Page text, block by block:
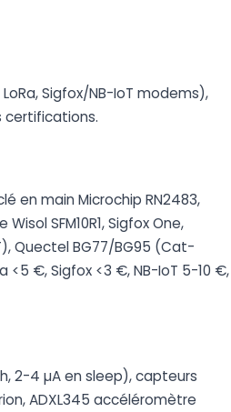
Sigfox/NB-IoT modems),
certifications.
en main Microchip RN2483,
SFM10R1, Sigfox One,
Quectel BG77/BG95 (Cat-
<5 €, Sigfox <3 €, NB-IoT 5-10 €,
2-4 µA en sleep), capteurs
ADXL345 accéléromètre